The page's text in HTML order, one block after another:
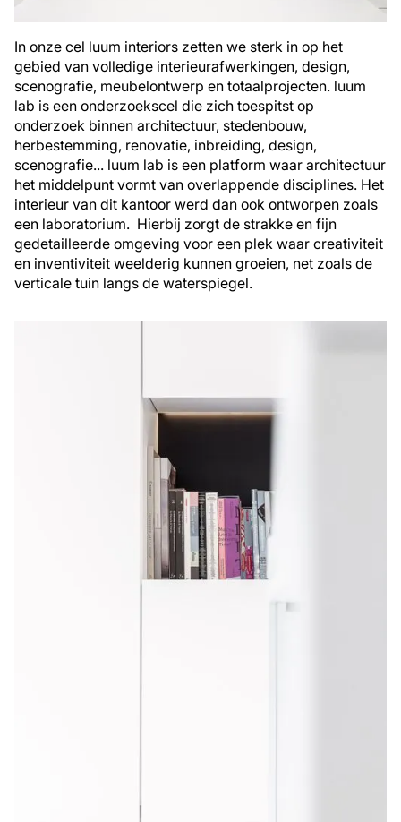
In onze cel luum interiors zetten we sterk in op het
gebied van volledige interieurafwerkingen, design,
scenografie, meubelontwerp en totaalprojecten. luum
lab is een onderzoekscel die zich toespitst op
onderzoek binnen architectuur, stedenbouw,
herbestemming, renovatie, inbreiding, design,
scenografie... luum lab is een platform waar architectuur
het middelpunt vormt van overlappende disciplines. Het
interieur van dit kantoor werd dan ook ontworpen zoals
een laboratorium. Hierbij zorgt de strakke en fijn
gedetailleerde omgeving voor een plek waar creativiteit
en inventiviteit weelderig kunnen groeien, net zoals de
verticale tuin langs de waterspiegel.